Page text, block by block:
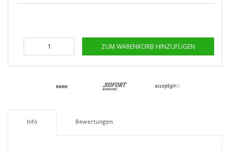
ZUM WARENKORB HINZUFÜGEN
Info Bewertungen